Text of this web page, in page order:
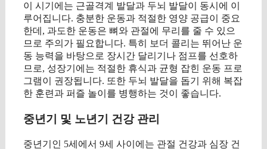
이 시기에는 근골격계 발달과 두뇌 발달이 동시에 이
루어집니다. 충분한 운동과 적절한 영양 공급이 중요
한데, 과도한 운동은 뼈와 관절에 무리를 줄 수 있으
므로 주의가 필요합니다. 특히 보더 콜리는 뛰어난 운
동 능력을 바탕으로 장시간 달리기나 점프를 선호하
므로, 성장기에는 적절한 휴식과 균형 잡힌 운동 프로
그램이 권장됩니다. 또한 두뇌 발달을 돕기 위해 복잡
한 훈련과 퍼즐 놀이를 병행하는 것이 좋습니다.
중년기 및 노년기 건강 관리
중년기인 5세에서 9세 사이에는 관절 건강과 심장 건